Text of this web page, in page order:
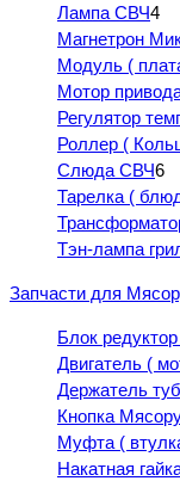
Лампа СВЧ4
Магнетрон
Модуль (
Мотор
Регулятор
Роллер (
Слюда СВЧ6
Тарелка (
Тэн-лампа
Запчасти для
Блок
Двигатель (
Держатель
Кнопка
Муфта (
Накатная